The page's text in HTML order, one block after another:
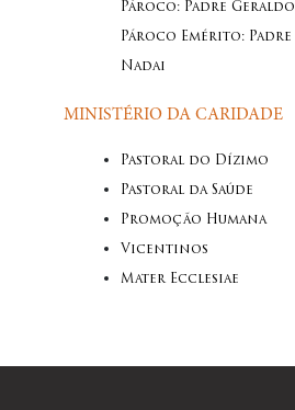
Pároco: Padre
Pároco Emérito:
Nadai
MINISTÉRIO DA CARIDADE
Pastoral do Dízimo
Pastoral da Saúde
Promoção Humana
Vicentinos
Mater Ecclesiae